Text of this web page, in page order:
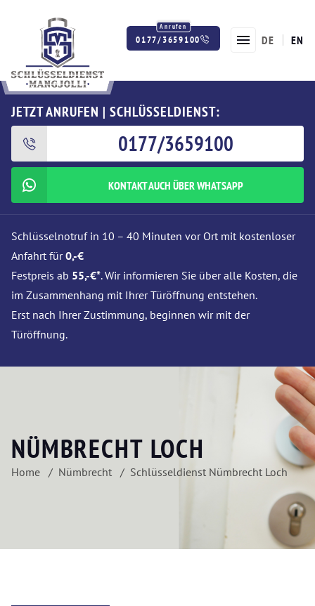
0177/3659100 DE EN
JETZT ANRUFEN | SCHLÜSSELDIENST:
0177/3659100
KONTAKT AUCH ÜBER WHATSAPP
Schlüsselnotruf in 10 – 40 Minuten vor Ort mit kostenloser
Anfahrt für0,-€
Festpreis ab 55,-€*. Wir informieren Sie über alle Kosten, die
im Zusammenhang mit Ihrer Türöffnung entstehen.
Erst nach Ihrer Zustimmung, beginnen wir mit der
Türöffnung.
NÜMBRECHT LOCH
Home Nümbrecht Schlüsseldienst Nümbrecht Loch